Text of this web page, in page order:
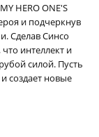
HERO ONE'S
и подчеркнув
Сделав Синсо
интеллект и
силой. Пусть
создает новые